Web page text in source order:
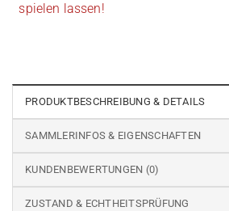
spielen lassen!
PRODUKTBESCHREIBUNG & DETAILS
SAMMLERINFOS & EIGENSCHAFTEN
KUNDENBEWERTUNGEN (0)
ZUSTAND & ECHTHEITSPRÜFUNG